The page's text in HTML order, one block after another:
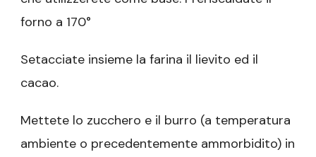
forno a 170°
Setacciate insieme la farina il lievito ed il
cacao.
Mettete lo zucchero e il burro (a temperatura
ambiente o precedentemente ammorbidito) in